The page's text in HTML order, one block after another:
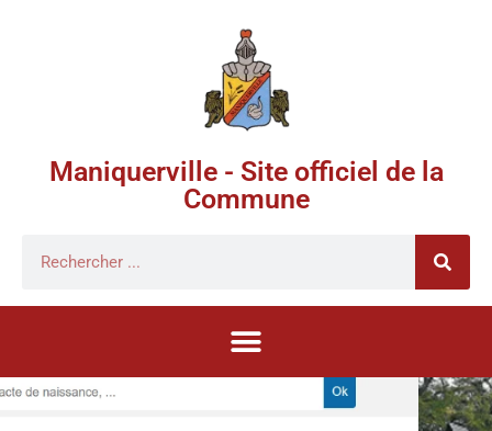
Maniquerville - Site officiel de la
Commune